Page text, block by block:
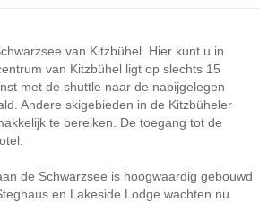
van Kitzbühel. Hier kunt u in
van Kitzbühel ligt op slechts 15
met de shuttle naar de nabijgelegen
Andere skigebieden in de Kitzbüheler
te bereiken. De toegang tot de
de Schwarzsee is hoogwaardig gebouwd
en Lakeside Lodge wachten nu